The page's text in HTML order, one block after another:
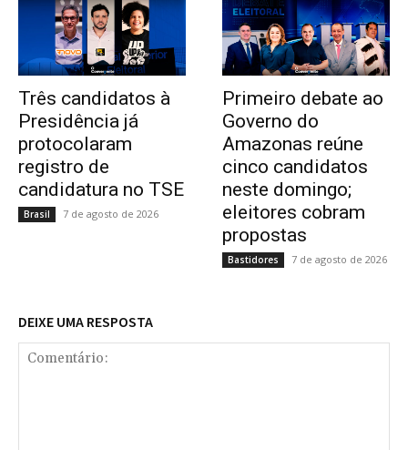
Três candidatos à
Presidência já
protocolaram
registro de
candidatura no TSE
Brasil 7 de agosto de 2026
Primeiro debate ao
Governo do
Amazonas reúne
cinco candidatos
neste domingo;
eleitores cobram
propostas
Bastidores 7 de agosto de 2026
DEIXE UMA RESPOSTA